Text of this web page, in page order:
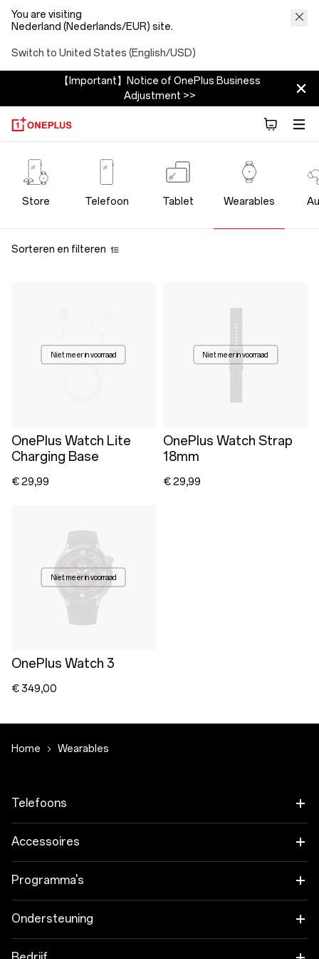
You are visiting
Nederland (Nederlands/EUR) site.
Switch to United States (English/USD)
【Important】Notice of OnePlus Business
Adjustment >>
OnePlus
Wearables
Store Telefoon Tablet Wearables
Sorteren en filteren
Niet meer in voorraad
OnePlus Watch Lite
Charging Base
€ 29,99
Niet meer in voorraad
OnePlus Watch Strap
18mm
€ 29,99
Niet meer in voorraad
OnePlus Watch 3
€ 349,00
Home Wearables
Telefoons
OnePlus 15
OnePlus Nord 5
Accessoires
Tablet
Programma's
Koppel je OnePlus-apparaten
Ondersteuning
Veelgestelde vragen over onze shop